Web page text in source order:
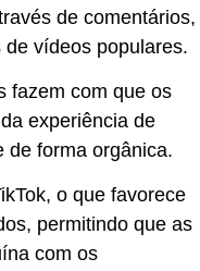
de comentários,
vídeos populares.
fazem com que os
experiência de
de forma orgânica.
o que favorece
permitindo que as
com os